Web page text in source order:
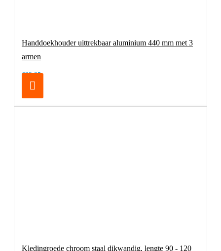
Handdoekhouder uittrekbaar aluminium 440 mm met 3
armen
€32,95
Kledingroede chroom staal dikwandig, lengte 90 - 120